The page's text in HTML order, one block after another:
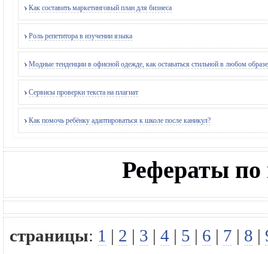
Как составить маркетинговый план для бизнеса
Роль репетитора в изучении языка
Модные тенденции в офисной одежде, как оставаться стильной в любом образе
Сервисы проверки текста на плагиат
Как помочь ребёнку адаптироваться к школе после каникул?
Рефераты по
страницы: 1 | 2 | 3 | 4 | 5 | 6 | 7 | 8 |